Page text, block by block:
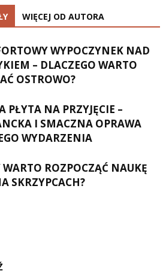
WIĘCEJ OD AUTORA
WYPOCZYNEK NAD
– DLACZEGO WARTO
OSTROWO?
PŁYTA NA PRZYJĘCIE –
I SMACZNA OPRAWA
WYDARZENIA
WARTO ROZPOCZĄĆ NAUKĘ
SKRZYPCACH?